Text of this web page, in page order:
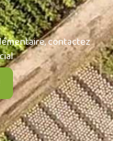
contactez